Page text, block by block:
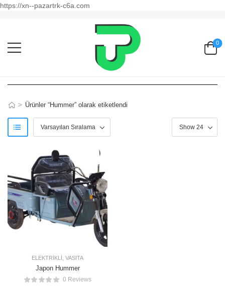
https://xn--pazartrk-c6a.com
0
> Ürünler “Hummer” olarak etiketlendi
ELEKTRIKLI VASITA
Japon Hummer
0 Reviews